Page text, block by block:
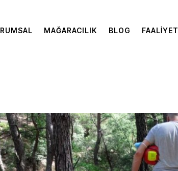
MAĞARACILIK BLOG FAALIYET